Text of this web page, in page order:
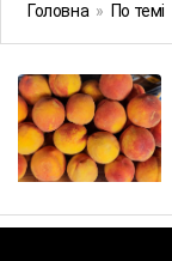
Головна » По темі